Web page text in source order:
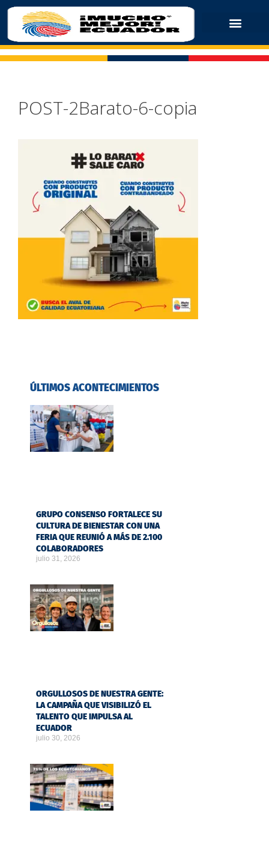
POST-2Barato-6-copia
ÚLTIMOS ACONTECIMIENTOS
GRUPO CONSENSO FORTALECE SU
CULTURA DE BIENESTAR CON UNA
FERIA QUE REUNIÓ A MÁS DE 2.100
COLABORADORES
julio 31, 2026
ORGULLOSOS DE NUESTRA GENTE:
LA CAMPAÑA QUE VISIBILIZÓ EL
TALENTO QUE IMPULSA AL
ECUADOR
julio 30, 2026